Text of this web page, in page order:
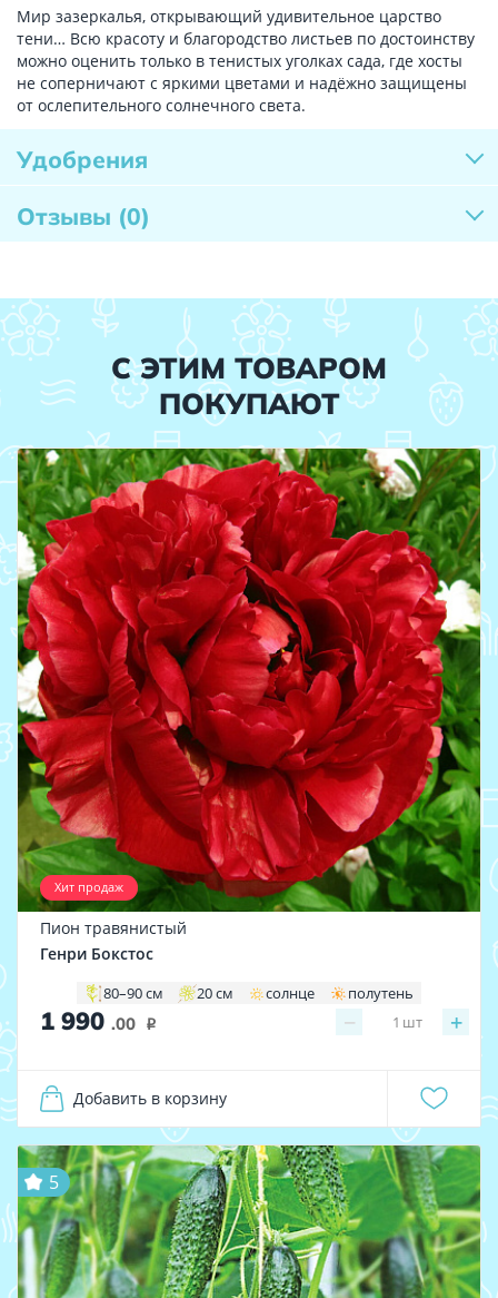
Мир зазеркалья, открывающий удивительное царство
тени… Всю красоту и благородство листьев по достоинству
можно оценить только в тенистых уголках сада, где хосты
не соперничают с яркими цветами и надёжно защищены
от ослепительного солнечного света.
Удобрения
Отзывы (0)
С ЭТИМ ТОВАРОМ
ПОКУПАЮТ
Хит продаж
Пион травянистый
Генри Бокстос
80–90 см 20 см солнце полутень
1 990 .00 i − +
1 шт
Добавить в корзину
5